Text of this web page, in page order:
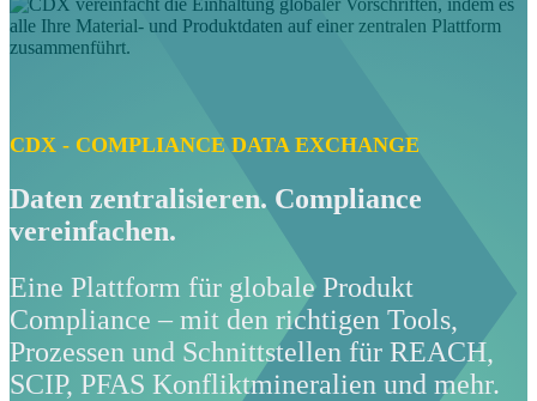
CDX - COMPLIANCE DATA EXCHANGE
Daten zentralisieren. Compliance
vereinfachen.
Eine Plattform für globale Produkt
Compliance – mit den richtigen Tools,
Prozessen und Schnittstellen für REACH,
SCIP, PFAS Konfliktmineralien und mehr.